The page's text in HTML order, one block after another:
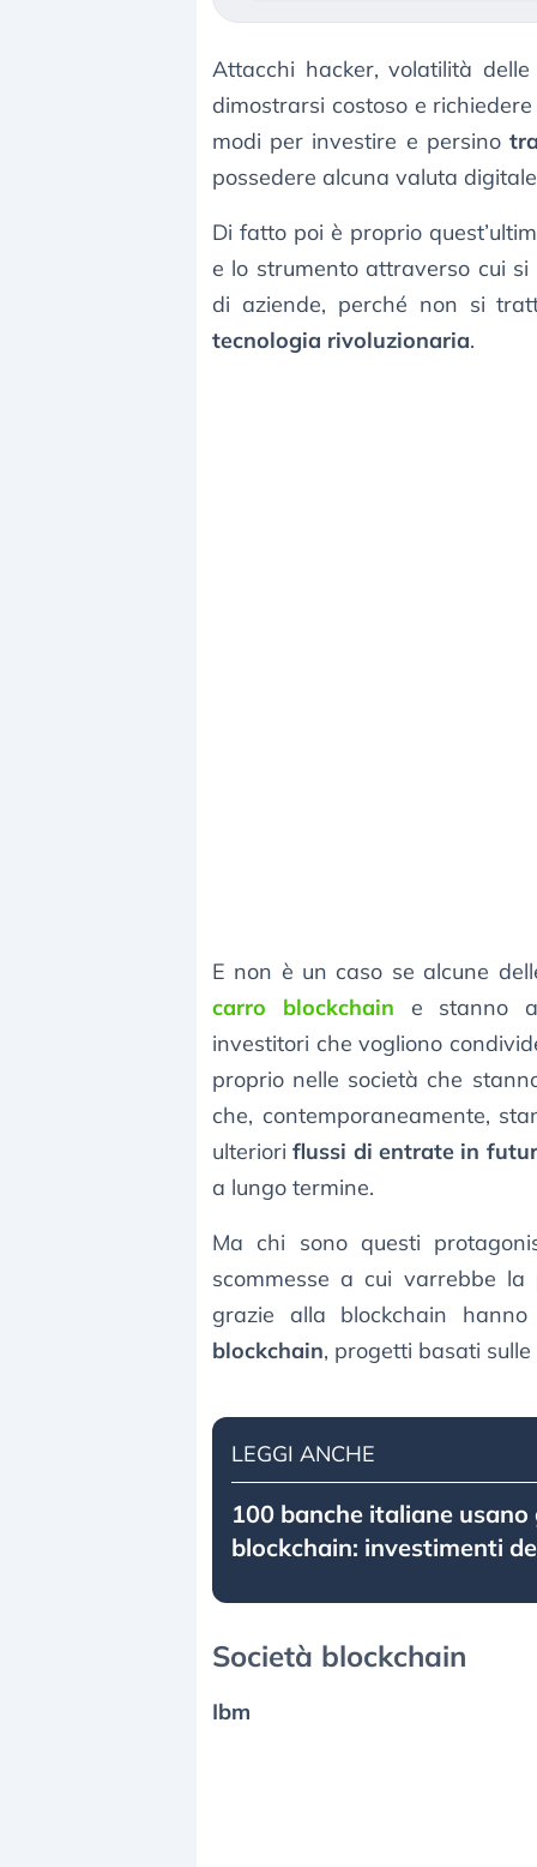
Attacchi hacker, volatilità delle
dimostrarsi costoso e
modi per investire e persino
possedere alcuna valuta
Di fatto poi è proprio
e lo strumento attraverso cui
di aziende, perché non si
tecnologia rivoluzionaria.
E non è un caso se alcune
carro blockchain e stanno
investitori che vogliono
proprio nelle società che
che, contemporaneamente,
ulterioriflussi di entrate in
a lungo termine.
Ma chi sono questi
scommesse a cui varrebbe la
grazie alla blockchain
blockchain, progetti basati
LEGGI ANCHE
100 banche italiane usano
blockchain: investimenti
Società blockchain
Ibm